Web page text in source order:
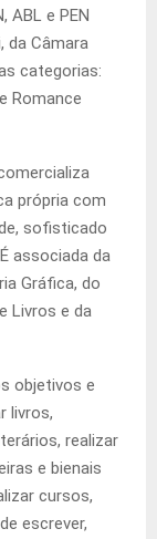
ABL e PEN
da Câmara
categorias:
Romance
própria com
sofisticado
associada da
Gráfica, do
Livros e da
objetivos e
livros,
realizar
e bienais
cursos,
escrever,